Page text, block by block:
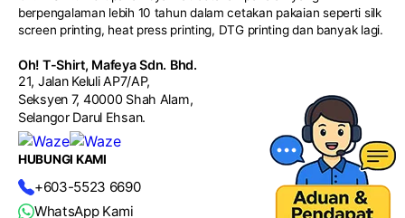
FOLLOW KAMI
WAKTU PEJABAT
Isnin - Jumaat (9.00 am – 6.00 pm)
Sabtu (9.00 am – 1.00 pm)
Ahad & Cuti Umum – TUTUP